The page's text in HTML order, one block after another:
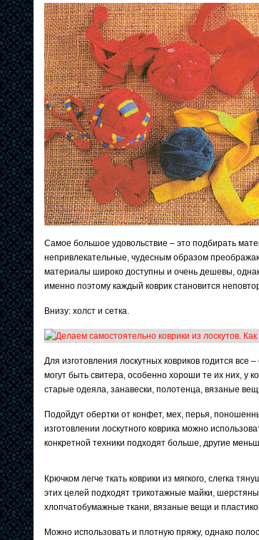
Самое большое удовольствие – это подбирать
непривлекательные, чудесным образом
материалы широко доступны и очень дешевы,
именно поэтому каждый коврик становится
Внизу: холст и сетка.
Для изготовления лоскутных ковриков годится
могут быть свитера, особенно хороши те их них, у
старые одеяла, занавески, полотенца, вязаные
Подойдут обертки от конфет, мех, перья,
изготовлении лоскутного коврика можно
конкретной техники подходят больше, другие
Крючком легче ткать коврики из мягкого, слегка
этих целей подходят трикотажные майки,
хлопчатобумажные ткани, вязаные вещи и
Можно использовать и плотную пряжу, однако